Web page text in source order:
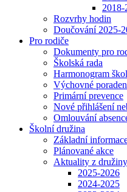
2018-
Rozvrhy hodin
Doučování 2025-
Pro rodiče
Dokumenty pro
Školská rada
Harmonogram
Výchovné
Primární prevence
Nové přihlášení
Omlouvání
Školní družina
Základní
Plánované akce
Aktuality z družiny
2025-2026
2024-2025